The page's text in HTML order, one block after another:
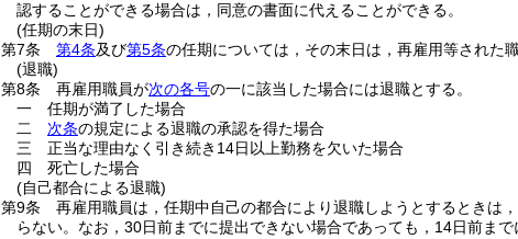
認することができる場合は，同意の書面に代えることができる。
(任期の末日)
第7条
第4条及び第5条の任期については，その末日は，再雇用等された
(退職)
第8条
再雇用職員が次の各号の一に該当した場合には退職とする。
一
任期が満了した場合
二
次条の規定による退職の承認を得た場合
三
正当な理由なく引き続き14日以上勤務を欠いた場合
四
死亡した場合
(自己都合による退職)
第9条
再雇用職員は，任期中自己の都合により退職しようとするときは
らない。 なお，30日前までに提出できない場合であっても，14日前まで